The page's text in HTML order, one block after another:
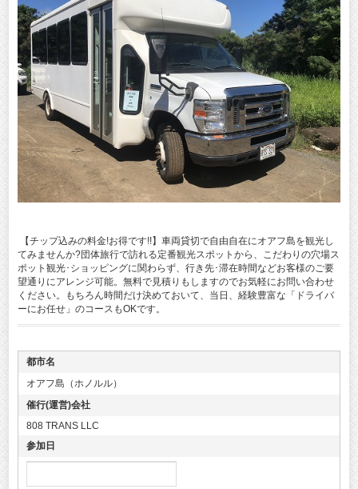
【チップ込みの料金!お得です!!】車両貸切で自由自在にオアフ島を観光し
てみませんか?団体旅行で訪れる定番観光スポットから、こだわりの穴場ス
ポット観光･ショッピングに関わらず、行き先･滞在時間などお客様のご要
望通りにアレンジ可能。無料で見積りもしますのでお気軽にお問い合わせ
ください。もちろん時間だけ決めておいて、当日、経験豊富な「ドライバ
ーにお任せ」のコースもOKです。
都市名
オアフ島（ホノルル）
催行(運営)会社
808 TRANS LLC
参加日